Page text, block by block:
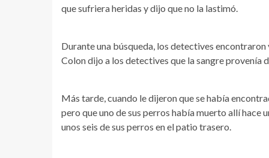
que sufriera heridas y dijo que no la lastimó.
Durante una búsqueda, los detectives
Colon dijo a los detectives que la sangre provenía
Más tarde, cuando le dijeron que se había
pero que uno de sus perros había muerto allí hace
unos seis de sus perros en el patio trasero.